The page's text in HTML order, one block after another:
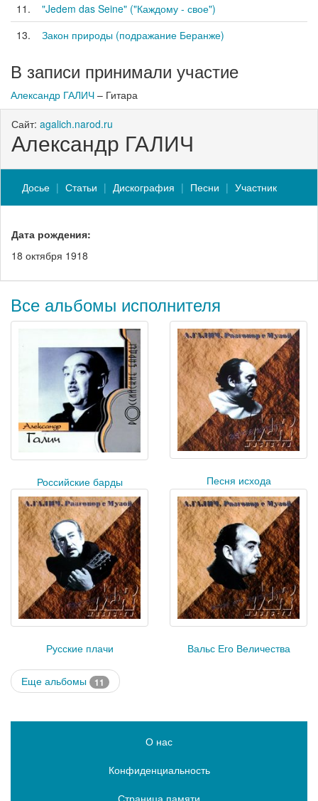
11.
"Jedem das Seine" ("Каждому - свое")
13.
Закон природы (подражание Беранже)
В записи принимали участие
Александр ГАЛИЧ – Гитара
Сайт: agalich.narod.ru
Александр ГАЛИЧ
Досье Статьи Дискография Песни Участник
Дата рождения:
18 октября 1918
Все альбомы исполнителя
Российские барды Песня исхода
Русские плачи Вальс Его Величества
Еще альбомы 11
О нас
Конфиденциальность
Страница памяти